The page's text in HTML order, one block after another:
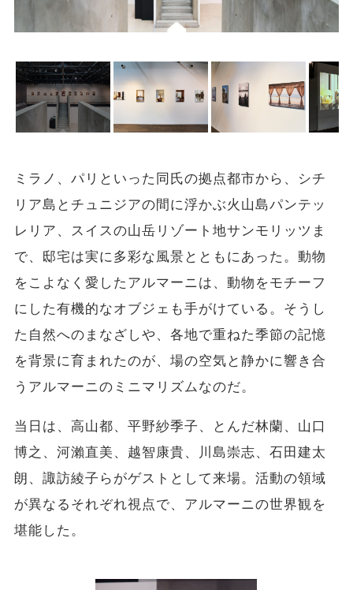
ミラノ、パリといった同氏の拠点都市から、シチ
リア島とチュニジアの間に浮かぶ火山島パンテッ
レリア、スイスの山岳リゾート地サンモリッツま
で、邸宅は実に多彩な風景とともにあった。動物
をこよなく愛したアルマーニは、動物をモチーフ
にした有機的なオブジェも手がけている。そうし
た自然へのまなざしや、各地で重ねた季節の記憶
を背景に育まれたのが、場の空気と静かに響き合
うアルマーニのミニマリズムなのだ。
当日は、高山都、平野紗季子、とんだ林蘭、山口
博之、河瀨直美、越智康貴、川島崇志、石田建太
朗、諏訪綾子らがゲストとして来場。活動の領域
が異なるそれぞれ視点で、アルマーニの世界観を
堪能した。